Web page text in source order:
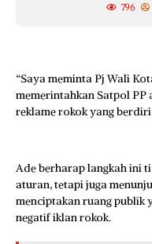
796
“Saya meminta Pj Wali
memerintahkan Satpol PP
reklame rokok yang
Ade berharap langkah ini
aturan, tetapi juga
menciptakan ruang publik
negatif iklan rokok.